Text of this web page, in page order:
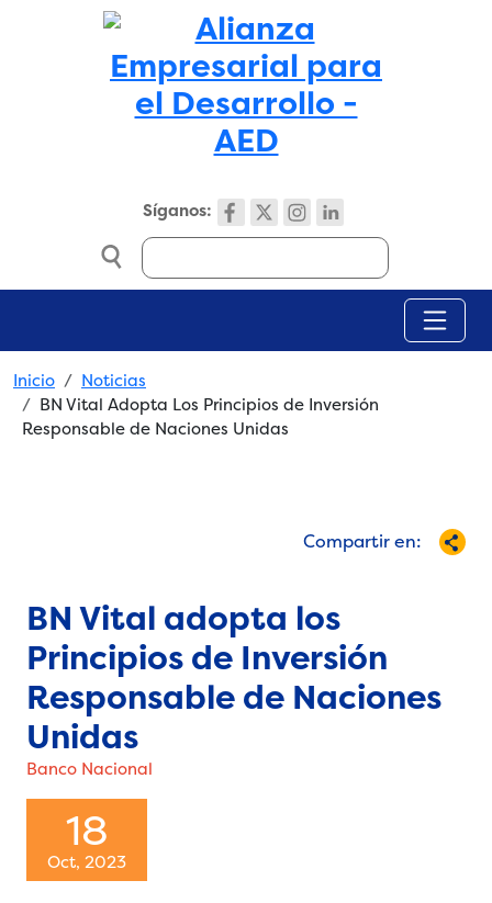
Skip to main content
Síganos:
Search
Breadcrumb
Inicio
Noticias
BN Vital Adopta Los Principios de Inversión
Responsable de Naciones Unidas
Compartir en:
BN Vital adopta los
Principios de Inversión
Responsable de Naciones
Unidas
Banco Nacional
18
Oct, 2023